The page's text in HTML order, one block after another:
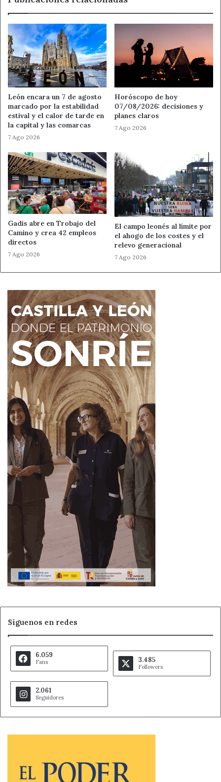
ULE
comunidad"
León encara un 7 de agosto
marcado por la estabilidad
estival y el calor de tarde en
la capital y las comarcas
7 Ago 2026
Horóscopo de hoy
07/08/2026: decisiones y
planes claros
7 Ago 2026
Gadis abre en Trobajo del
Camino y crea 42 empleos
directos
7 Ago 2026
El campo leonés al límite por
el ahogo de los costes y el
relevo generacional
7 Ago 2026
Síguenos en redes
6.059
Fans 3.485
Followers
2.061
Seguidores